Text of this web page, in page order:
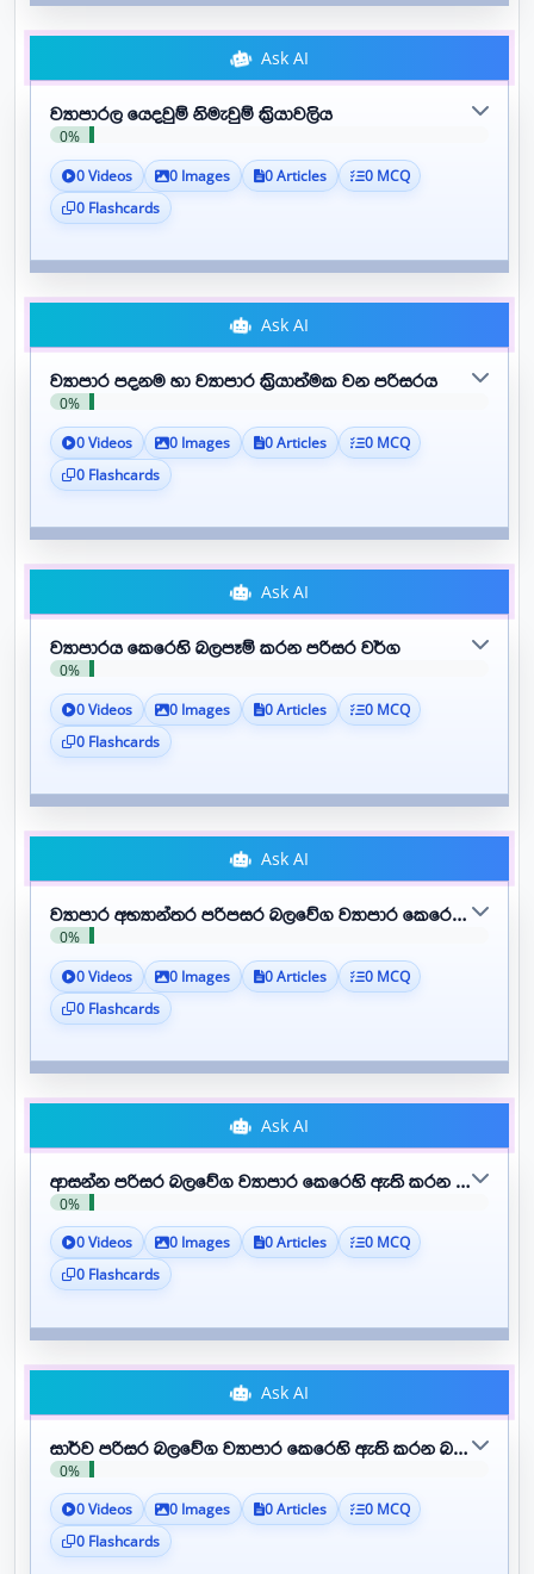
Ask AI
ව්‍යාපාරල යෙදවුම් නිමැවුම් ක්‍රියාවලිය
0%
0 Videos 0 Images 0 Articles
0 MCQ
0 Flashcards
Ask AI
ව්‍යාපාර පදනම හා ව්‍යාපාර ක්‍රියාත්මක වන පරිසරය
0%
0 Videos 0 Images 0 Articles
0 MCQ
0 Flashcards
Ask AI
ව්‍යාපාරය කෙරෙහි බලපෑම් කරන පරිසර වර්ග
0%
0 Videos 0 Images 0 Articles
0 MCQ
0 Flashcards
Ask AI
ව්‍යාපාර අභ්‍යාන්තර පරිපසර බලවේග ව්‍යාපාර කෙරෙහි ඇති
0%
0 Videos 0 Images 0 Articles
0 MCQ
0 Flashcards
Ask AI
ආසන්න පරිසර බලවේග ව්‍යාපාර කෙරෙහි ඇති කරන බලපෑම්
0%
0 Videos 0 Images 0 Articles
0 MCQ
0 Flashcards
Ask AI
සාර්ව පරිසර බලවේග ව්‍යාපාර කෙරෙහි ඇති කරන බලපෑම්
0%
0 Videos 0 Images 0 Articles
0 MCQ
0 Flashcards